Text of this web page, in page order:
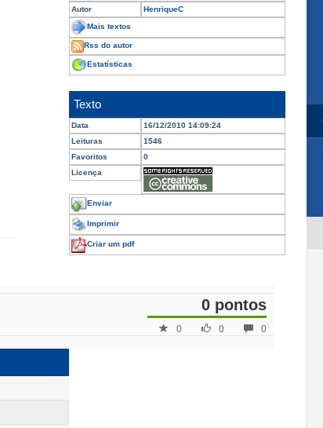
Autor HenriqueC
Mais textos
Rss do autor
Estatísticas
Texto
Data
16/12/2010 14:09:24
Leituras
1546
Favoritos
0
Licença
Enviar
Imprimir
Criar um pdf
0 pontos
0
0
0